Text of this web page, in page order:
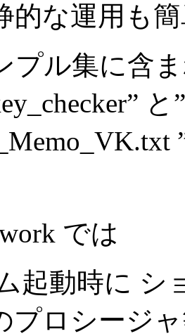
的な運用も
ル集に含
では
起動時に シ
プロシージ